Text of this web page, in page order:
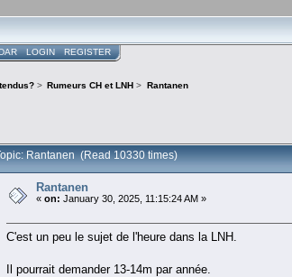
LOGIN REGISTER
> Rumeurs CH et LNH > Rantanen
Rantanen (Read 10330 times)
Rantanen
« on: January 30, 2025, 11:15:24 AM »
C'est un peu le sujet de l'heure dans la LNH.
Il pourrait demander 13-14m par année.